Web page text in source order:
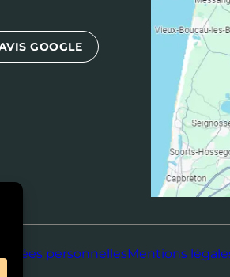
GOOGLE
personnellesMentions